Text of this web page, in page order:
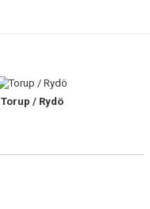
Torup / Rydö